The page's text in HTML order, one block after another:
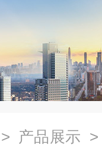
> 产品展示